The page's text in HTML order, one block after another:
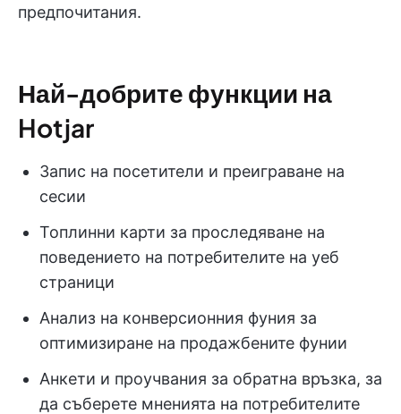
предпочитания.
Най-добрите функции на
Hotjar
Запис на посетители и преиграване на
сесии
Топлинни карти за проследяване на
поведението на потребителите на уеб
страници
Анализ на конверсионния фуния за
оптимизиране на продажбените фунии
Анкети и проучвания за обратна връзка, за
да съберете мненията на потребителите